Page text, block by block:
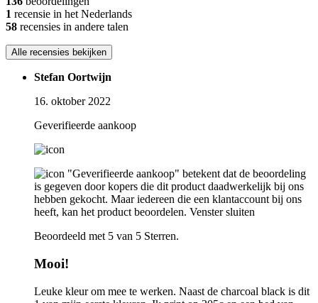
1 recensie in het Nederlands
58 recensies in andere talen
Alle recensies bekijken
Stefan Oortwijn
16. oktober 2022
Geverifieerde aankoop
"Geverifieerde aankoop" betekent dat de beoordeling
is gegeven door kopers die dit product daadwerkelijk bij ons
hebben gekocht. Maar iedereen die een klantaccount bij ons
heeft, kan het product beoordelen. Venster sluiten
Beoordeeld met 5 van 5 Sterren.
Mooi!
Leuke kleur om mee te werken. Naast de charcoal black is dit